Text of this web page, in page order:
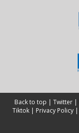
Back to top | Twitter |
Tiktok | Privacy Policy |